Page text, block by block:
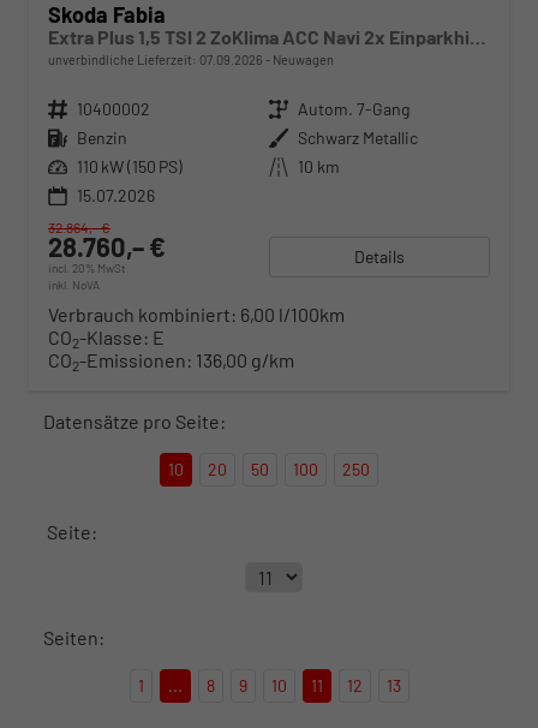
Skoda Fabia
Extra Plus 1,5 TSI 2 ZoKlima ACC Navi 2x Einparkhilfe Kessy beheiztes Lenkrad Sitzheizung Sunset 5J Garantie
unverbindliche Lieferzeit: 07.09.2026 Neuwagen
Fahrzeugnr. 10400002 Getriebe Autom. 7-Gang
Kraftstoff Benzin Außenfarbe Schwarz Metallic
Leistung 110 kW (150 PS) Kilometerstand 10 km
15.07.2026
28.760,– €
incl. 20% MwSt.
inkl. NoVA
32.864,– €
Details
Verbrauch kombiniert: 6,00 l/100km
CO2-Klasse: E
CO2-Emissionen: 136,00 g/km
Datensätze pro Seite:
10 20 50 100 250
Seite:
Seiten:
1 ... 8 9 10 11 12 13